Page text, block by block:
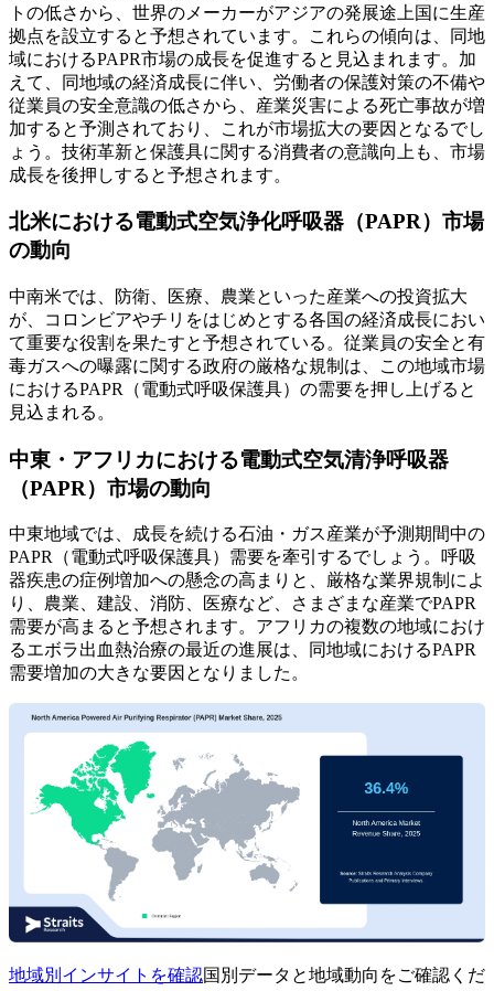
トの低さから、世界のメーカーがアジアの発展途上国に生産
拠点を設立すると予想されています。これらの傾向は、同地
域におけるPAPR市場の成長を促進すると見込まれます。加
えて、同地域の経済成長に伴い、労働者の保護対策の不備や
従業員の安全意識の低さから、産業災害による死亡事故が増
加すると予測されており、これが市場拡大の要因となるでし
ょう。技術革新と保護具に関する消費者の意識向上も、市場
成長を後押しすると予想されます。
北米における電動式空気浄化呼吸器（PAPR）市場
の動向
中南米では、防衛、医療、農業といった産業への投資拡大
が、コロンビアやチリをはじめとする各国の経済成長におい
て重要な役割を果たすと予想されている。従業員の安全と有
毒ガスへの曝露に関する政府の厳格な規制は、この地域市場
におけるPAPR（電動式呼吸保護具）の需要を押し上げると
見込まれる。
中東・アフリカにおける電動式空気清浄呼吸器
（PAPR）市場の動向
中東地域では、成長を続ける石油・ガス産業が予測期間中の
PAPR（電動式呼吸保護具）需要を牽引するでしょう。呼吸
器疾患の症例増加への懸念の高まりと、厳格な業界規制によ
り、農業、建設、消防、医療など、さまざまな産業でPAPR
需要が高まると予想されます。アフリカの複数の地域におけ
るエボラ出血熱治療の最近の進展は、同地域におけるPAPR
需要増加の大きな要因となりました。
地域別インサイトを確認国別データと地域動向をご確認くだ